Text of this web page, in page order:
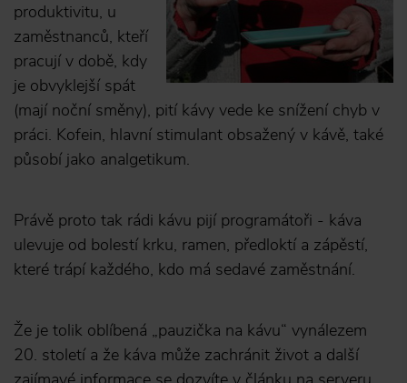
produktivitu, u
zaměstnanců, kteří
pracují v době, kdy
je obvyklejší spát
(mají noční směny), pití kávy vede ke snížení chyb v
práci. Kofein, hlavní stimulant obsažený v kávě, také
působí jako analgetikum.
Právě proto tak rádi kávu pijí programátoři - káva
ulevuje od bolestí krku, ramen, předloktí a zápěstí,
které trápí každého, kdo má sedavé zaměstnání.
Že je tolik oblíbená „pauzička na kávu“ vynálezem
20. století a že káva může zachránit život a další